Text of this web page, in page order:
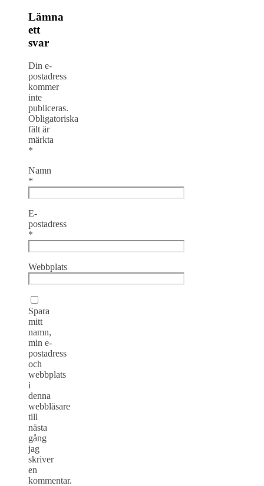
Lämna
ett
svar
Din e-
postadress
kommer
inte
publiceras.
Obligatoriska
fält är
märkta
*
Namn
*
E-
postadress
*
Webbplats
Spara
mitt
namn,
min e-
postadress
och
webbplats
i
denna
webbläsare
till
nästa
gång
jag
skriver
en
kommentar.